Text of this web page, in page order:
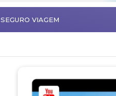
SEGURO VIAGEM